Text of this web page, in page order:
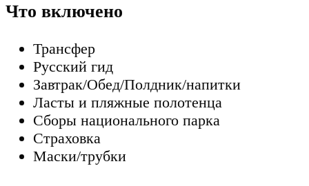
Что включено
Трансфер
Русский гид
Завтрак/Обед/Полдник/напитки
Ласты и пляжные полотенца
Сборы национального парка
Страховка
Маски/трубки